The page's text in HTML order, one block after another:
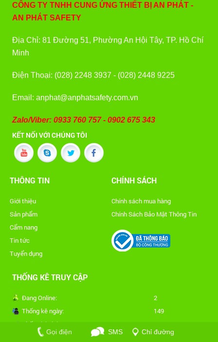
CÔNG TY TNHH CUNG ỨNG THIẾT BỊ AN PHÁT -
AN PHÁT SAFETY
Địa Chỉ: 81 Đường 51, Phường An Hội Tây, TP. Hồ Chí
Minh
Điện Thoại: (028) 2248 3937 - (028) 2448 9225
Email: anphat@anphatsafety.com.vn
Zalo/Viber: 0933 760 757 - 0902 675 343
KẾT NỐI VỚI CHÚNG TÔI
THÔNG TIN
Giới thiệu
Sản phẩm
Cẩm nang
Tin tức
Tuyển dụng
CHÍNH SÁCH
Chính sách mua hàng
Chính Sách Bảo Mật Thông Tin
THỐNG KÊ TRUY CẬP
Đang Online:
2
Thống kê ngày:
149
Thống kê tháng:
Tổng truy cập:
540148
Gọi điện SMS Chỉ đường